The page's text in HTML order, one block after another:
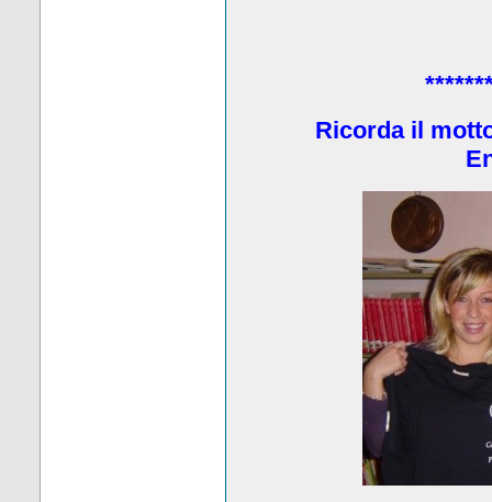
Ricorda il